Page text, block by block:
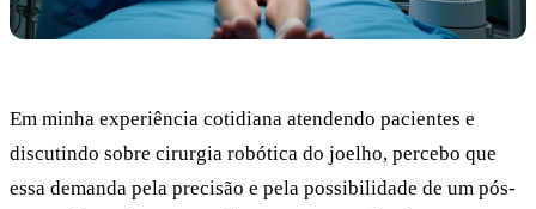
Em minha experiência cotidiana atendendo pacientes e
discutindo sobre cirurgia robótica do joelho, percebo que
essa demanda pela precisão e pela possibilidade de um pós-